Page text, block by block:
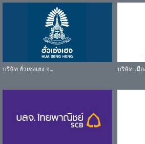
บริษัท ฮั่วเซ่งเฮง จ... บริษัท เมื